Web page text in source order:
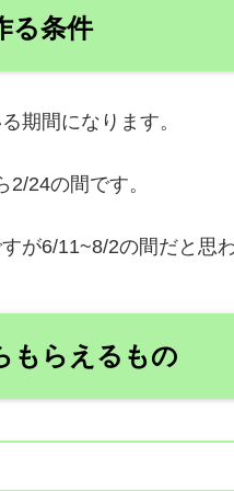
る条件
期間になります。
24の間です。
が6/11~8/2の間だと思わ
もらえるもの